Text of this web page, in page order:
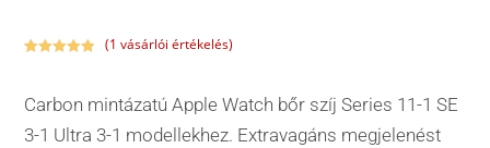
ből,
értékelés
(1 vásárlói értékelés)
Carbon mintázatú Apple Watch bőr szíj Series 11-1 SE
3-1 Ultra 3-1 modellekhez. Extravagáns megjelenést